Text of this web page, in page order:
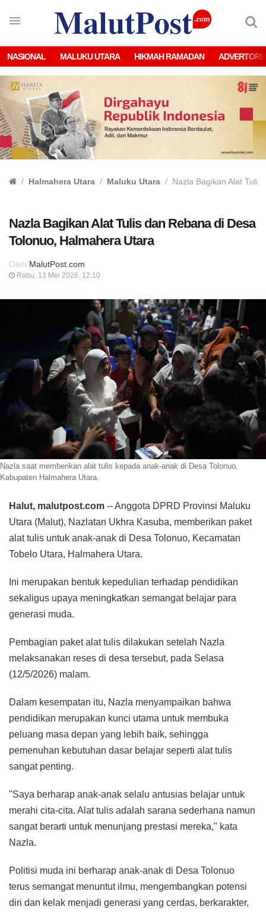
NASIONAL MALUKU UTARA HIKMAH RAMADAN
Halmahera Utara Maluku Utara Nazla Bagikan Alat
Nazla Bagikan Alat Tulis dan Rebana di Desa
Tolonuo, Halmahera Utara
Oleh MalutPost.com
Rabu, 13 Mei 2026, 12:10
Nazla saat memberikan alat tulis kepada anak-anak di Desa Tolonuo,
Kabupaten Halmahera Utara.
Halut, malutpost.com -- Anggota DPRD Provinsi Maluku
Utara (Malut), Nazlatan Ukhra Kasuba, memberikan paket
alat tulis untuk anak-anak di Desa Tolonuo, Kecamatan
Tobelo Utara, Halmahera Utara.
Ini merupakan bentuk kepedulian terhadap pendidikan
sekaligus upaya meningkatkan semangat belajar para
generasi muda.
Pembagian paket alat tulis dilakukan setelah Nazla
melaksanakan reses di desa tersebut, pada Selasa
(12/5/2026) malam.
Dalam kesempatan itu, Nazla menyampaikan bahwa
pendidikan merupakan kunci utama untuk membuka
peluang masa depan yang lebih baik, sehingga
pemenuhan kebutuhan dasar belajar seperti alat tulis
sangat penting.
"Saya berharap anak-anak selalu antusias belajar untuk
merahi cita-cita. Alat tulis adalah sarana sederhana namun
sangat berarti untuk menunjang prestasi mereka," kata
Nazla.
Politisi muda ini berharap anak-anak di Desa Tolonuo
terus semangat menuntut ilmu, mengembangkan potensi
diri dan kelak menjadi generasi yang cerdas, berkarakter,